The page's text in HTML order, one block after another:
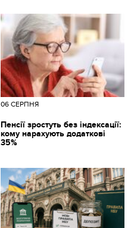
06 СЕРПНЯ
Пенсії зростуть без індексації:
кому нарахують додаткові
35%